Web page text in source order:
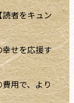
者をキュン
せを応援す
用で、より